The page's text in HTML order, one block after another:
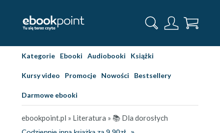
Kategorie Ebooki Audiobooki Książki
Kursy video Promocje Nowości Bestsellery
Darmowe ebooki
ebookpoint.pl » Literatura » 📚 Dla dorosłych